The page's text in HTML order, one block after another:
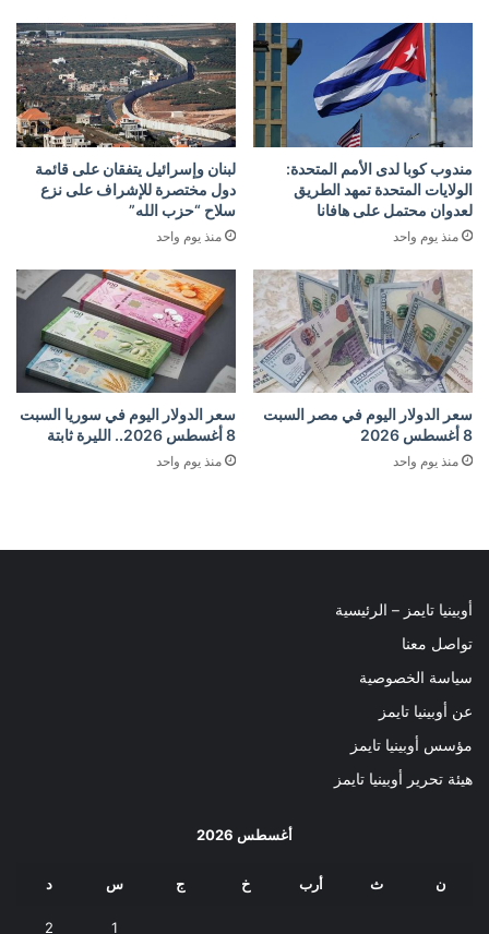
مندوب كوبا لدى الأمم المتحدة:
الولايات المتحدة تمهد الطريق
لعدوان محتمل على هافانا
منذ يوم واحد
لبنان وإسرائيل يتفقان على قائمة
دول مختصرة للإشراف على نزع
سلاح “حزب الله”
منذ يوم واحد
سعر الدولار اليوم في مصر السبت
8 أغسطس 2026
منذ يوم واحد
سعر الدولار اليوم في سوريا السبت
8 أغسطس 2026.. الليرة ثابتة
منذ يوم واحد
أوبينيا تايمز – الرئيسية
تواصل معنا
سياسة الخصوصية
عن أوبينيا تايمز
مؤسس أوبينيا تايمز
هيئة تحرير أوبينيا تايمز
أغسطس 2026
ن ث أرب خ ج س د
1
2